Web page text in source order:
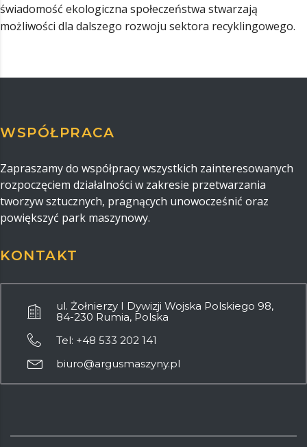
świadomość ekologiczna społeczeństwa stwarzają
możliwości dla dalszego rozwoju sektora recyklingowego.
WSPÓŁPRACA
Zapraszamy do współpracy wszystkich zainteresowanych
rozpoczęciem działalności w zakresie przetwarzania
tworzyw sztucznych, pragnących unowocześnić oraz
powiększyć park maszynowy.
KONTAKT
ul. Żołnierzy I Dywizji Wojska Polskiego 98,
84-230 Rumia, Polska
Tel: +48 533 202 141
biuro@argusmaszyny.pl